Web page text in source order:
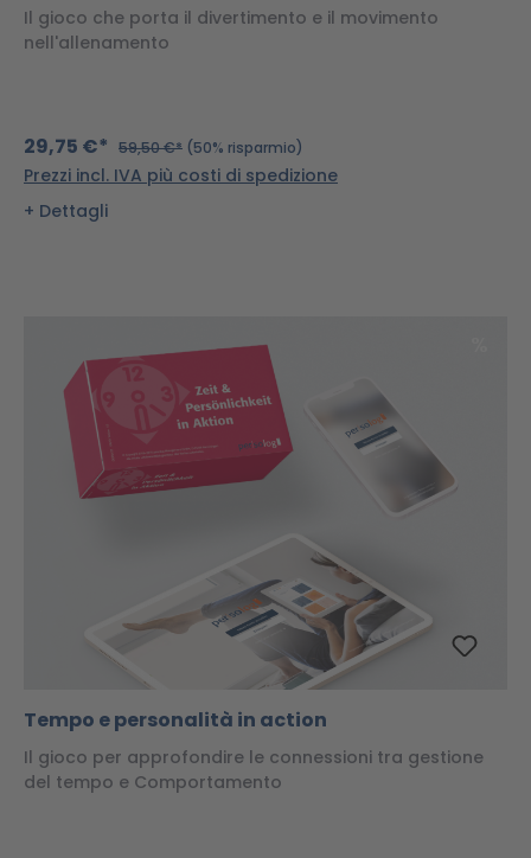
Il gioco che porta il divertimento e il movimento
nell'allenamento
29,75 €* 59,50 €* (50% risparmio)
Prezzi incl. IVA più costi di spedizione
Dettagli
Tempo e personalità in action
Il gioco per approfondire le connessioni tra gestione
del tempo e Comportamento